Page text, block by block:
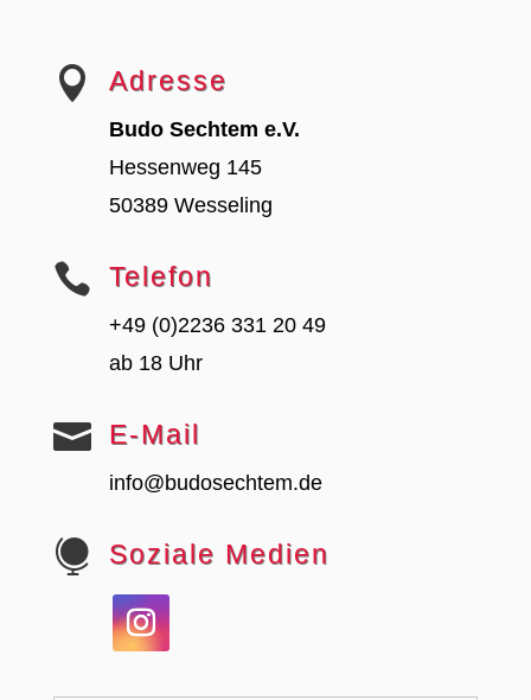
 Adresse
Budo Sechtem e.V.
Hessenweg 145
50389 Wesseling
 Telefon
+49 (0)2236 331 20 49
ab 18 Uhr
 E-Mail
info@budosechtem.de
 Soziale Medien